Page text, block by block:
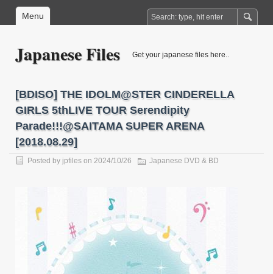
Menu
Japanese Files Get your japanese files here..
[BDISO] THE IDOLM@STER CINDERELLA
GIRLS 5thLIVE TOUR Serendipity
Parade!!!@SAITAMA SUPER ARENA
[2018.08.29]
Posted by jpfiles on 2024/10/26 Japanese DVD & BD